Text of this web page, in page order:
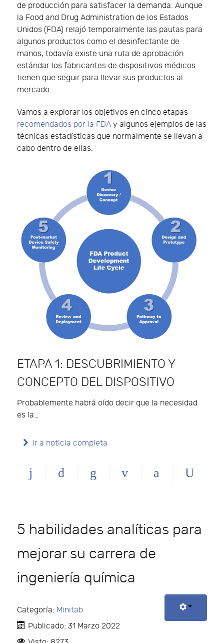
de producción para satisfacer la demanda. Aunque
la Food and Drug Administration de los Estados
Unidos (FDA) relajó temporalmente las pautas para
algunos productos como el desinfectante de
manos, todavía existe una ruta de aprobación
estándar los fabricantes de dispositivos médicos
tienen que seguir para llevar sus productos al
mercado.
Vamos a explorar los objetivos en cinco etapas
recomendados por la FDA y algunos ejemplos de las
técnicas estadísticas que normalmente se llevan a
cabo dentro de ellas.
ETAPA 1: DESCUBRIMIENTO Y
CONCEPTO DEL DISPOSITIVO
Probablemente habrá oído decir que la necesidad
es la…
Ir a noticia completa
5 habilidades analíticas para
mejorar su carrera de
ingeniería química
Categoría: Minitab
Publicado: 31 Marzo 2022